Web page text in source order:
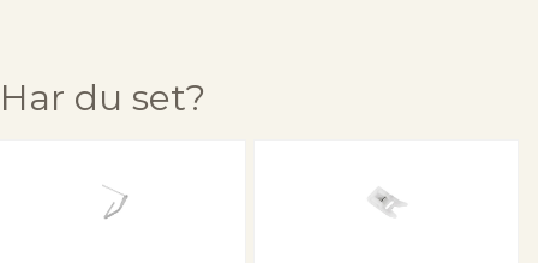
Har du set?